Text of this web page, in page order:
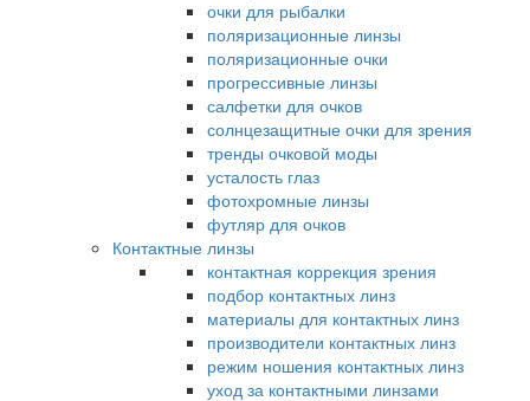
очки для рыбалки
поляризационные линзы
поляризационные очки
прогрессивные линзы
салфетки для очков
солнцезащитные очки для зрения
тренды очковой моды
усталость глаз
фотохромные линзы
футляр для очков
Контактные линзы
контактная коррекция зрения
подбор контактных линз
материалы для контактных линз
производители контактных линз
режим ношения контактных линз
уход за контактными линзами